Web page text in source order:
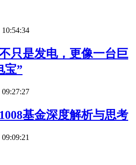
只是发电，更像一台巨
宝”
基金深度解析与思考